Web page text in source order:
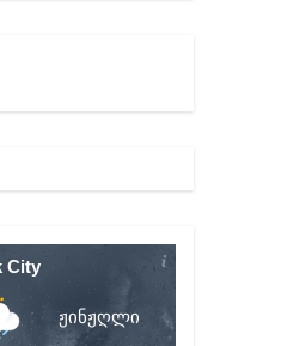
– ირმა ინაშვილი
City
ჟინჟღლი